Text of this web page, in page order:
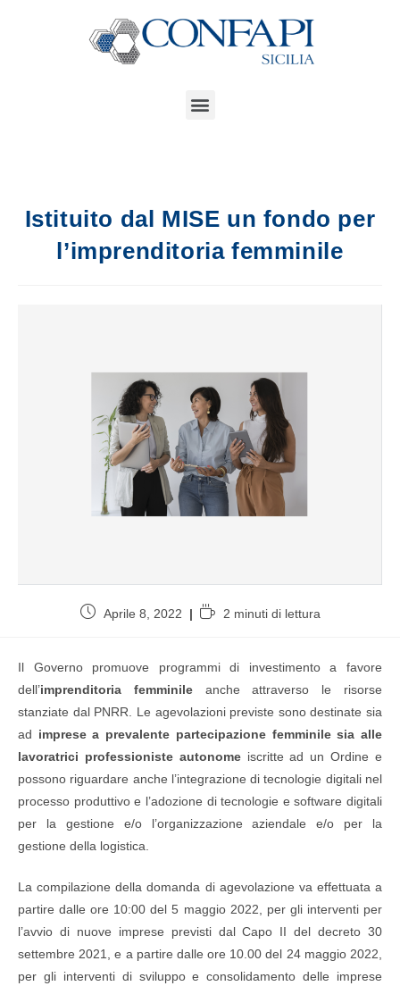
Istituito dal MISE un fondo per
l’imprenditoria femminile
Aprile 8, 2022 2 minuti di lettura
Il Governo promuove programmi di investimento a favore
dell’imprenditoria femminileanche attraverso le risorse
stanziate dal PNRR. Le agevolazioni previste sono destinate sia
ad imprese a prevalente partecipazione femminile sia alle
lavoratrici professioniste autonomeiscritte ad un Ordine e
possono riguardare anche l’integrazione di tecnologie digitali nel
processo produttivo e l’adozione di tecnologie e software digitali
per la gestione e/o l’organizzazione aziendale e/o per la
gestione della logistica.
La compilazione della domanda di agevolazione va effettuata a
partire dalle ore 10:00 del 5 maggio 2022, per gli interventi per
l’avvio di nuove imprese previsti dal Capo II del decreto 30
settembre 2021, e a partire dalle ore 10.00 del 24 maggio 2022,
per gli interventi di sviluppo e consolidamento delle imprese